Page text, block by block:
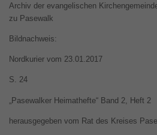
Archiv der evangelischen
zu Pasewalk
Bildnachweis:
Nordkurier vom 23.01.2017
S. 24
„Pasewalker Heimathefte“ Band 2, Heft 2
herausgegeben vom Rat des Kreises